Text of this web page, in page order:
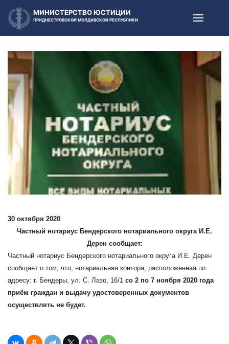
МИНИСТЕРСТВО ЮСТИЦИИ
ПРИДНЕСТРОВСКОЙ МОЛДАВСКОЙ РЕСПУБЛИКИ
30 октября 2020
Частный нотариус Бендерского нотариального округа И.Е.
Дерен сообщает:
Частный нотариус Бендерского нотариального округа И.Е. Дерен
сообщает о том, что, нотариальная контора, расположенная по
адресу: г. Бендеры, ул. С. Лазо, 16/1 со 2 по 7 ноября 2020 года
приём граждан и выдачу удостоверенных документов
осуществлять не будет.